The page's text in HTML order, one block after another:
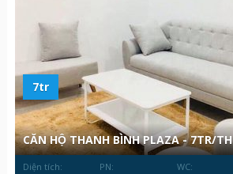
7tr
CĂN HỘ THANH BÌNH PLAZA - 7TR/TH
Diện tích:
PN:
WC: